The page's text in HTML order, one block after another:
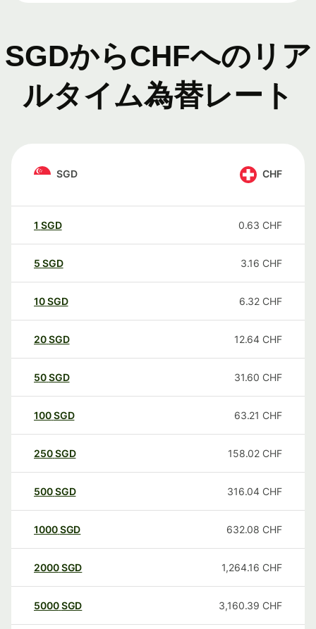
SGDからCHFへのリア
ルタイム為替レート
SGD CHF
1 SGD 0.63 CHF
5 SGD 3.16 CHF
10SGD 6.32 CHF
20SGD 12.64 CHF
50SGD 31.60 CHF
100SGD 63.21 CHF
250SGD 158.02 CHF
500SGD 316.04 CHF
1000SGD 632.08 CHF
2000SGD 1,264.16 CHF
5000SGD 3,160.39 CHF